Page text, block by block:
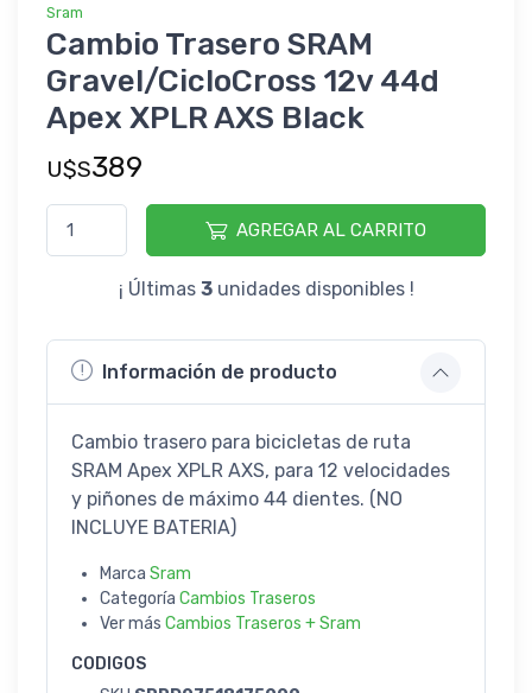
Sram
Cambio Trasero SRAM
Gravel/CicloCross 12v 44d
Apex XPLR AXS Black
U$S389
AGREGAR AL CARRITO
¡ Últimas 3unidades disponibles !
Información de producto
Cambio trasero para bicicletas de ruta
SRAM Apex XPLR AXS, para 12 velocidades
y piñones de máximo 44 dientes. (NO
INCLUYE BATERIA)
Marca Sram
Categoría Cambios Traseros
Ver más Cambios Traseros + Sram
CODIGOS